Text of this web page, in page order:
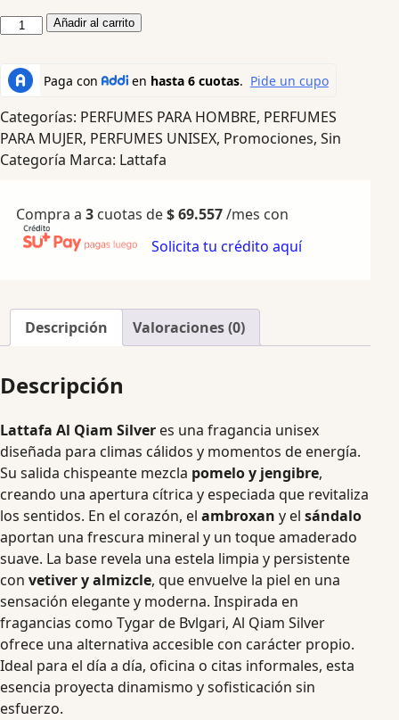
Añadir al carrito
Categorías: PERFUMES PARA HOMBRE, PERFUMES
PARA MUJER, PERFUMES UNISEX, Promociones, Sin
Categoría Marca: Lattafa
Compra a 3 cuotas de$69.557/mes con
Solicita tu crédito aquí
Descripción Valoraciones (0)
Descripción
Lattafa Al Qiam Silver es una fragancia unisex
diseñada para climas cálidos y momentos de energía.
Su salida chispeante mezcla pomelo y jengibre,
creando una apertura cítrica y especiada que revitaliza
los sentidos. En el corazón, el ambroxan y el sándalo
aportan una frescura mineral y un toque amaderado
suave. La base revela una estela limpia y persistente
con vetiver y almizcle, que envuelve la piel en una
sensación elegante y moderna. Inspirada en
fragancias como Tygar de Bvlgari, Al Qiam Silver
ofrece una alternativa accesible con carácter propio.
Ideal para el día a día, oficina o citas informales, esta
esencia proyecta dinamismo y sofisticación sin
esfuerzo.